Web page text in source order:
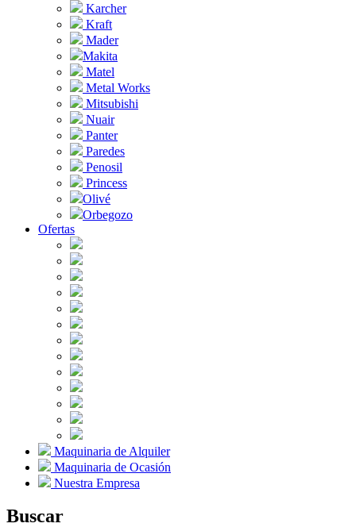
Karcher
Kraft
Mader
Makita
Matel
Metal Works
Mitsubishi
Nuair
Panter
Paredes
Penosil
Princess
Olivé
Orbegozo
Ofertas
Maquinaria de Alquiler
Maquinaria de Ocasión
Nuestra Empresa
Buscar